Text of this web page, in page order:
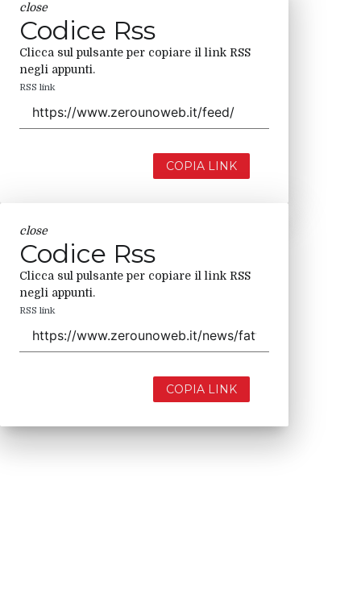
close
Codice Rss
Clicca sul pulsante per copiare il link RSS
negli appunti.
RSS link
COPIA LINK
close
Codice Rss
Clicca sul pulsante per copiare il link RSS
negli appunti.
RSS link
COPIA LINK